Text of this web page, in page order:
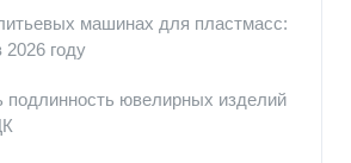
машинах для пластмасс:
2026 году
подлинность ювелирных изделий